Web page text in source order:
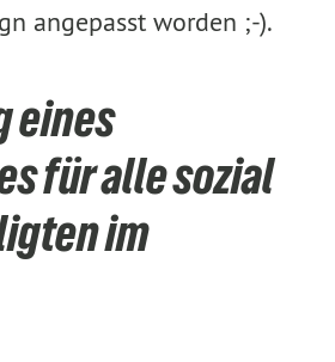
angepasst worden ;-).
eines
für alle sozial
im